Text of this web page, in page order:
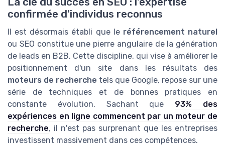
confirmée d'individus reconnus
Il est désormais établi que le référencement naturel
ou SEO constitue une pierre angulaire de la génération
de leads en B2B. Cette discipline, qui vise à améliorer le
positionnement d'un site dans les résultats des
moteurs de recherche tels que Google, repose sur une
série de techniques et de bonnes pratiques en
constante évolution. Sachant que 93% des
expériences en ligne commencent par un moteur de
recherche, il n'est pas surprenant que les entreprises
investissent massivement dans ces compétences.